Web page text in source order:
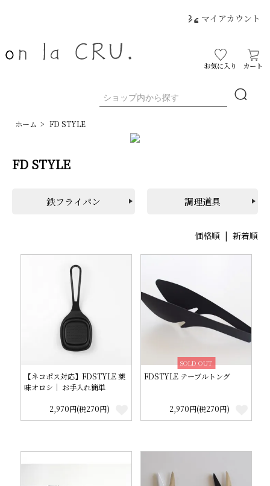
マイアカウント
お気に入り カート
ホーム > FD STYLE
FD STYLE
鉄フライパン 調理道具
価格順 | 新着順
【ネコポス対応】FDSTYLE 薬
味オロシ│ お手入れ簡単
2,970円(税270円)
SOLD OUT
FDSTYLE テーブルトング
2,970円(税270円)